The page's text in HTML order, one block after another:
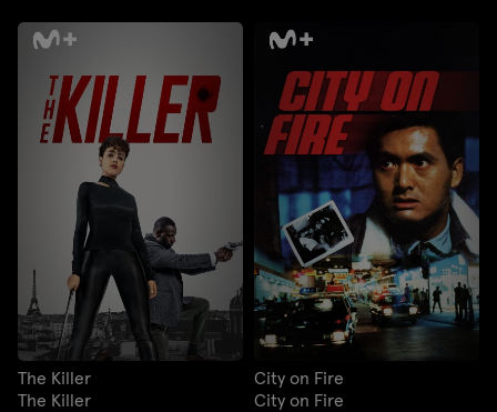
The Killer
The Killer
City on Fire
City on Fire